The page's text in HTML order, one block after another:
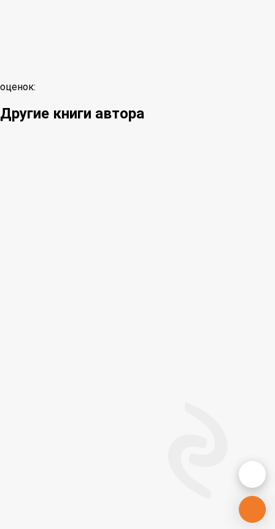
оценок:
Другие книги автора